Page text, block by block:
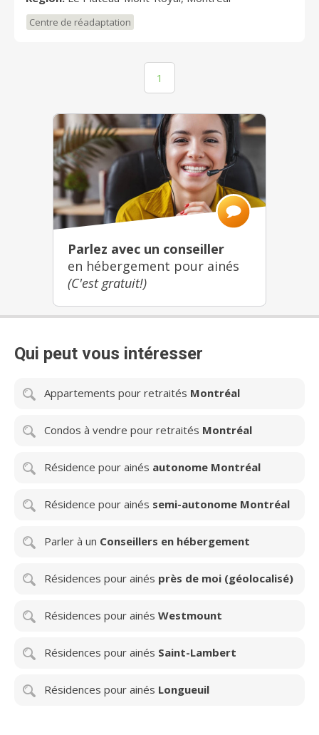
Centre de réadaptation
1
Parlez avec un conseiller
en hébergement pour ainés
(C'est gratuit!)
Qui peut vous intéresser
Appartements pour retraités Montréal
Condos à vendre pour retraités Montréal
Résidence pour ainés autonome Montréal
Résidence pour ainés semi-autonome Montréal
Parler à un Conseillers en hébergement
Résidences pour ainés près de moi (géolocalisé)
Résidences pour ainés Westmount
Résidences pour ainés Saint-Lambert
Résidences pour ainés Longueuil